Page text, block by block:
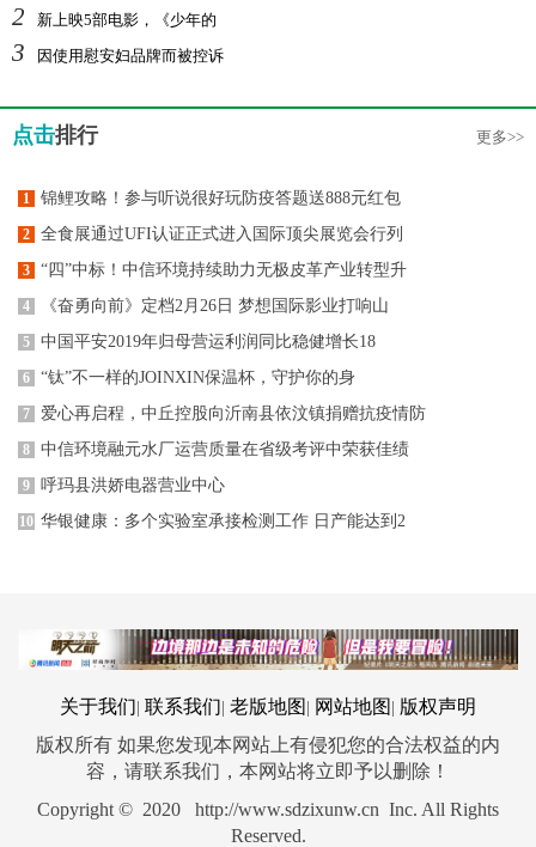
2 新上映5部电影，《少年的
3 因使用慰安妇品牌而被控诉
点击排行 更多>>
1 锦鲤攻略！参与听说很好玩防疫答题送888元红包
2 全食展通过UFI认证正式进入国际顶尖展览会行列
3 “四”中标！中信环境持续助力无极皮革产业转型升
4 《奋勇向前》定档2月26日 梦想国际影业打响山
5 中国平安2019年归母营运利润同比稳健增长18
6 “钛”不一样的JOINXIN保温杯，守护你的身
7 爱心再启程，中丘控股向沂南县依汶镇捐赠抗疫情防
8 中信环境融元水厂运营质量在省级考评中荣获佳绩
9 呼玛县洪娇电器营业中心
10 华银健康：多个实验室承接检测工作 日产能达到2
关于我们 联系我们 老版地图 网站地图
版权声明
版权所有 如果您发现本网站上有侵犯您的合法权益的内
容，请联系我们，本网站将立即予以删除！
Copyright © 2020 http://www.sdzixunw.cn Inc. All Rights
Reserved.